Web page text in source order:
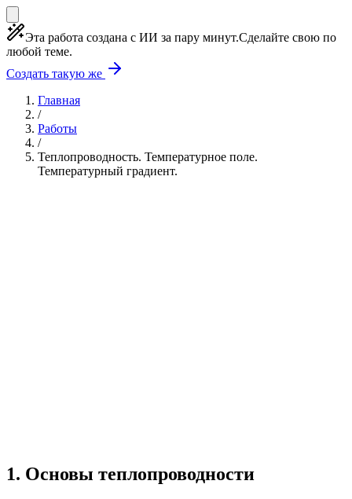
Эта работа создана с ИИ за пару минут.Сделайте свою по
любой теме.
Создать такую же
Главная
/
Работы
/
Теплопроводность. Температурное поле.
Температурный градиент.
1. Основы теплопроводности